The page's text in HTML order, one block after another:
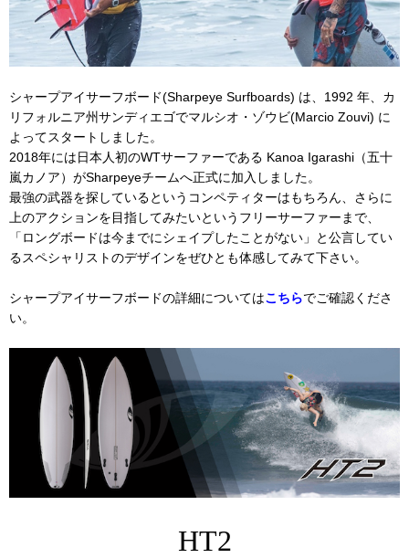
シャープアイサーフボード(Sharpeye Surfboards) は、1992 年、カ
リフォルニア州サンディエゴでマルシオ・ゾウビ(Marcio Zouvi) に
よってスタートしました。
2018年には日本人初のWTサーファーである Kanoa Igarashi（五十
嵐カノア）がSharpeyeチームへ正式に加入しました。
最強の武器を探しているというコンペティターはもちろん、さらに
上のアクションを目指してみたいというフリーサーファーまで、
「ロングボードは今までにシェイプしたことがない」と公言してい
るスペシャリストのデザインをぜひとも体感してみて下さい。
シャープアイサーフボードの詳細についてはこちらでご確認くださ
い。
HT2